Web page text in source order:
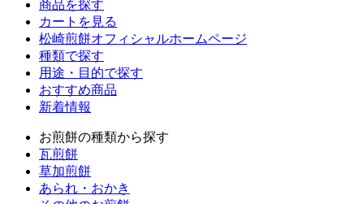
商品を探す
カートを見る
松崎煎餅オフィシャルホームページ
種類で探す
用途・目的で探す
おすすめ商品
新着情報
お煎餅の種類から探す
瓦煎餅
草加煎餅
あられ・おかき